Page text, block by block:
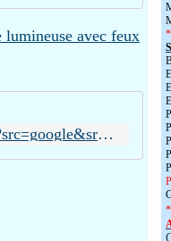
https://fr.aliexpress.com/item/1005002027783646.html?src=google&src=google&albch=shopping&acnt=248-630-5778&slnk=&plac=&mtctp=&albbt=Google_7_shopping&gclsrc=aw.ds&albagn=888888&isSmbAutoCall=false&needSmbHouyi=false&src=google&albch=shopping&acnt=248-630-5778&slnk=&plac=&mtctp=&albbt=Google_7_shopping&gclsrc=aw.ds&albagn=888888&ds_e_adid=&ds_e_matchtype=&ds_e_device=c&ds_e_network=x&ds_e_product_group_id=&ds_e_product_id=fr1005002027783646&ds_e_product_merchant_id=107146842&ds_e_product_country=FR&ds_e_product_language=fr&ds_e_product_channel=online&ds_e_product_store_id=&ds_url_v=2&albcp=20180143323&albag=&isSmbAutoCall=false&needSmbHouyi=false&gad_source=1&gclid=Cj0KCQiA2KitBhCIARIsAPPMEhKl6M4SiT5Y5fMBlzh1HKJ-8E8KyM9IB2xFTI9dBs-DJkYvHNxKWPoaAiuXEALw_wcB&aff_fcid=c3a7afe1b7ad45808a8adf90e8bc0010-1705683760320-03687-UneMJZVf&aff_fsk=UneMJZVf&aff_platform=aaf&sk=UneMJZVf&aff_trace_key=c3a7afe1b7ad45808a8adf90e8bc0010-1705683760320-03687-UneMJZVf&terminal_id=98114974d83e444d806f0bf5977e0a1e&afSmartRedirect=y